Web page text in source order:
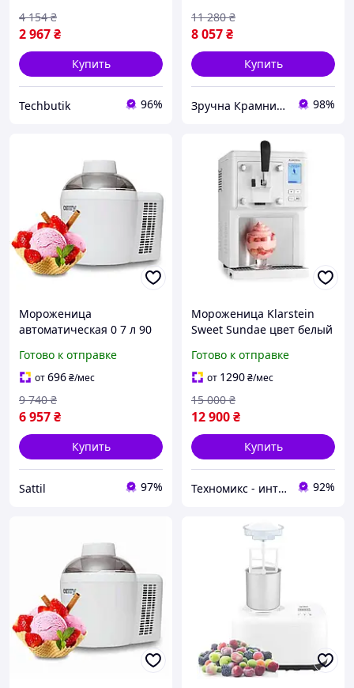
2 967₴
4 154 ₴
Купить
Techbutik 96%
8 057₴
11 280 ₴
Купить
Зручна Крамниця 98%
Мороженица
автоматическая 0 7 л 90
PS-8706
Готово к отправке
от696₴/мес
6 957₴
9 740 ₴
Купить
Sattil 97%
Мороженица Klarstein
Sweet Sundae цвет белый
Готово к отправке
от 1290₴/мес
12 900₴
15 000 ₴
Купить
Техномикс - интернет - магазин качественной техники, электроники и других товаров для дома и работы 92%